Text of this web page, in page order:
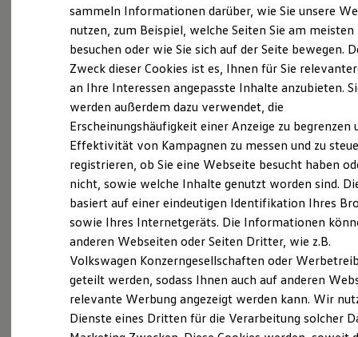
Reichweite
Reichweite der ID. Modelle
Reichweite im Winter
Laden
Laden unterwegs
Laden Zuhause
Ladezeitensimulator
Batterie
Sicherheit
Garantie und Lebensdauer
Nachhaltigkeit
Technologie
Kosten und Kauf
Verbrauchskosten
Kaufoptionen
E-Auto-Förderung
Software und Konnektivität
Die ID. Software 6
ID. Software Versionen und Updates
Digitale Extras
Schnittstellen zu Ihrem ID.
(Impressum & Rechtliches)
Ganz selbstverständlich.Das
Gebrauchtwagen-
Leistungsversprechen.
Rundum sicher: der 360°Gebrauchtwagen-
Bevor ein VolkswagenZertifizierter
Gebrauchtwagenan unsere Kunden
übergeben wird, prüfen wir den Zustand
sammeln Informationen darüber, wie Sie unsere
nutzen, zum Beispiel, welche Seiten Sie am meisten
besuchen oder wie Sie sich auf der Seite bewegen.
Zweck dieser Cookies ist es, Ihnen für Sie
an Ihre Interessen angepasste Inhalte anzubieten.
werden außerdem dazu verwendet, die
Erscheinungshäufigkeit einer Anzeige zu begrenzen
Effektivität von Kampagnen zu messen und zu
registrieren, ob Sie eine Webseite besucht haben
nicht, sowie welche Inhalte genutzt worden sind.
basiert auf einer eindeutigen Identifikation Ihres
sowie Ihres Internetgeräts. Die Informationen
anderen Webseiten oder Seiten Dritter, wie z.B.
Volkswagen Konzerngesellschaften oder
geteilt werden, sodass Ihnen auch auf anderen
relevante Werbung angezeigt werden kann. Wir
Dienste eines Dritten für die Verarbeitung solcher